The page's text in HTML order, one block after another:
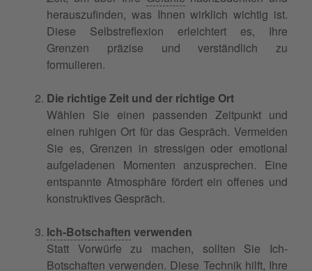
herauszufinden, was Ihnen wirklich wichtig ist.
Diese Selbstreflexion erleichtert es, Ihre
Grenzen präzise und verständlich zu
formulieren.
Die richtige Zeit und der richtige Ort
Wählen Sie einen passenden Zeitpunkt und
einen ruhigen Ort für das Gespräch. Vermeiden
Sie es, Grenzen in stressigen oder emotional
aufgeladenen Momenten anzusprechen. Eine
entspannte Atmosphäre fördert ein offenes und
konstruktives Gespräch.
Ich-Botschaften verwenden
Statt Vorwürfe zu machen, sollten Sie Ich-
Botschaften verwenden. Diese Technik hilft, Ihre